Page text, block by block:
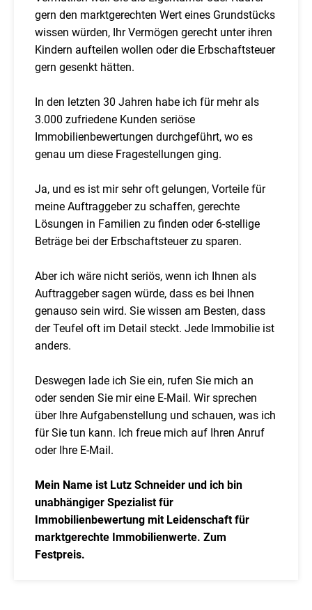
gern den marktgerechten Wert eines Grundstücks
wissen würden, Ihr Vermögen gerecht unter ihren
Kindern aufteilen wollen oder die Erbschaftsteuer
gern gesenkt hätten.
In den letzten 30 Jahren habe ich für mehr als
3.000 zufriedene Kunden seriöse
Immobilienbewertungen durchgeführt, wo es
genau um diese Fragestellungen ging.
Ja, und es ist mir sehr oft gelungen, Vorteile für
meine Auftraggeber zu schaffen, gerechte
Lösungen in Familien zu finden oder 6-stellige
Beträge bei der Erbschaftsteuer zu sparen.
Aber ich wäre nicht seriös, wenn ich Ihnen als
Auftraggeber sagen würde, dass es bei Ihnen
genauso sein wird. Sie wissen am Besten, dass
der Teufel oft im Detail steckt. Jede Immobilie ist
anders.
Deswegen lade ich Sie ein, rufen Sie mich an
oder senden Sie mir eine E-Mail. Wir sprechen
über Ihre Aufgabenstellung und schauen, was ich
für Sie tun kann. Ich freue mich auf Ihren Anruf
oder Ihre E-Mail.
Mein Name ist Lutz Schneider und ich bin
unabhängiger Spezialist für
Immobilienbewertung mit Leidenschaft für
marktgerechte Immobilienwerte. Zum
Festpreis.